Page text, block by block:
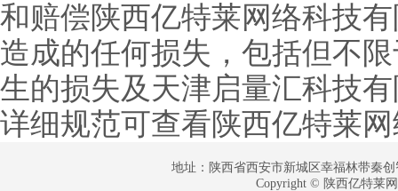
和赔偿陕西亿特莱网络科技
造成的任何损失，包括但不
生的损失及天津启量汇科技
详细规范可查看陕西亿特莱
地址：陕西省西安市新城区幸福林带秦创
Copyright © 陕西亿特莱